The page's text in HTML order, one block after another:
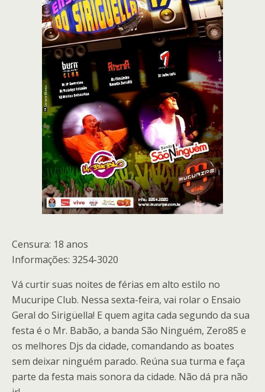
Censura: 18 anos
Informações: 3254-3020
Vá curtir suas noites de férias em alto estilo no
Mucuripe Club. Nessa sexta-feira, vai rolar o Ensaio
Geral do Sirigüella! E quem agita cada segundo da sua
festa é o Mr. Babão, a banda São Ninguém, Zero85 e
os melhores Djs da cidade, comandando as boates
sem deixar ninguém parado. Reúna sua turma e faça
parte da festa mais sonora da cidade. Não dá pra não